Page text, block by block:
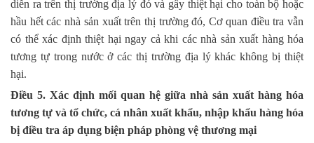
diễn ra trên thị trường địa lý đó và gây thiệt hại cho toàn bộ hoặc
hầu hết các nhà sản xuất trên thị trường đó, Cơ quan điều tra vẫn
có thể xác định thiệt hại ngay cả khi các nhà sản xuất hàng hóa
tương tự trong nước ở các thị trường địa lý khác không bị thiệt
hại.
Điều 5. Xác định mối quan hệ giữa nhà sản xuất hàng hóa
tương tự và tổ chức, cá nhân xuất khẩu, nhập khẩu hàng hóa
bị điều tra áp dụng biện pháp phòng vệ thương mại